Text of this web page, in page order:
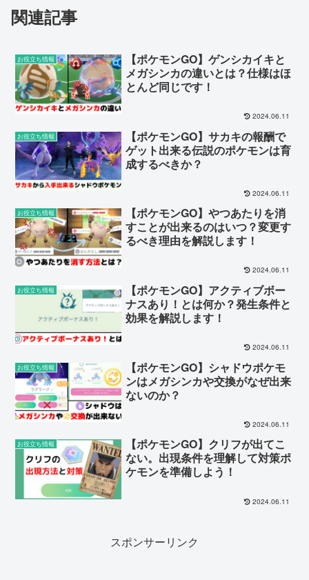
関連記事
お役立ち情報
【ポケモンGO】ゲンシカイキと
メガシンカの違いとは？仕様はほ
とんど同じです！
2024.06.11
お役立ち情報
【ポケモンGO】サカキの報酬で
ゲット出来る伝説のポケモンは育
成するべきか？
2024.06.11
お役立ち情報
【ポケモンGO】やつあたりを消
すことが出来るのはいつ？変更す
るべき理由を解説します！
2024.06.11
お役立ち情報
【ポケモンGO】アクティブボー
ナスあり！とは何か？発生条件と
効果を解説します！
2024.06.11
お役立ち情報
【ポケモンGO】シャドウポケモ
ンはメガシンカや交換がなぜ出来
ないのか？
2024.06.11
お役立ち情報
【ポケモンGO】クリフが出てこ
ない。出現条件を理解して対策ポ
ケモンを準備しよう！
2024.06.11
スポンサーリンク